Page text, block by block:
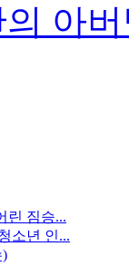
아
린 짐승...
소년 인...
)